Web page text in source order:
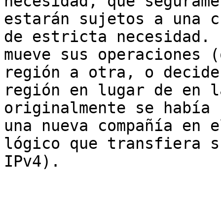
estarán sujetos a una
de estricta necesidad.
mueve sus
región a otra, o
región en lugar de en
originalmente se
una nueva compañía
lógico que transfiera
IPv4).